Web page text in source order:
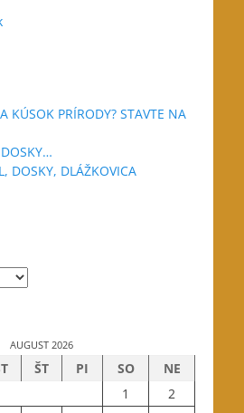
KÚSOK PRÍRODY? STAVTE NA
DOSKY, DLÁŽKOVICA
AUGUST 2026
ŠT PI SO
NE
1
2